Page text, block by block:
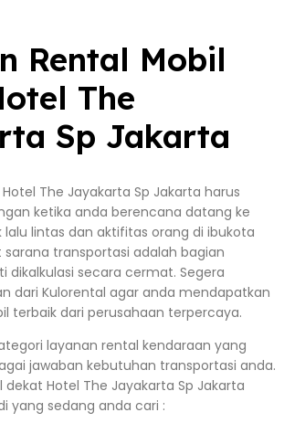
Rental Mobil
The
Sp Jakarta
The Jayakarta Sp Jakarta harus
ketika anda berencana datang ke
lalu lintas dan aktifitas orang di ibukota
transportasi adalah bagian
dikalkulasi secara cermat. Segera
dari Kulorental agar anda mendapatkan
terbaik dari perusahaan terpercaya.
layanan rental kendaraan yang
jawaban kebutuhan transportasi anda.
dekat Hotel The Jayakarta Sp Jakarta
yang sedang anda cari :